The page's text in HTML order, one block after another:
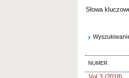
Słowa
NUMER